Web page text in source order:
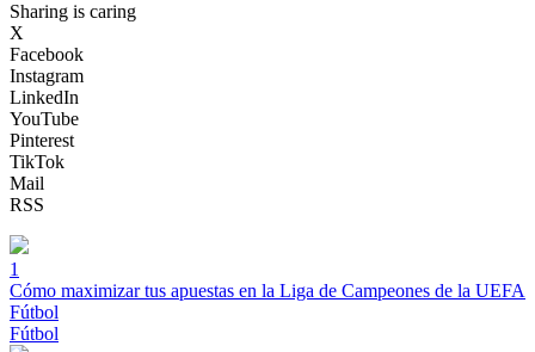
Sharing is caring
X
Facebook
Instagram
LinkedIn
YouTube
Pinterest
TikTok
Mail
RSS
1
Cómo maximizar tus apuestas en la Liga de Campeones de la UEFA
Fútbol
Fútbol